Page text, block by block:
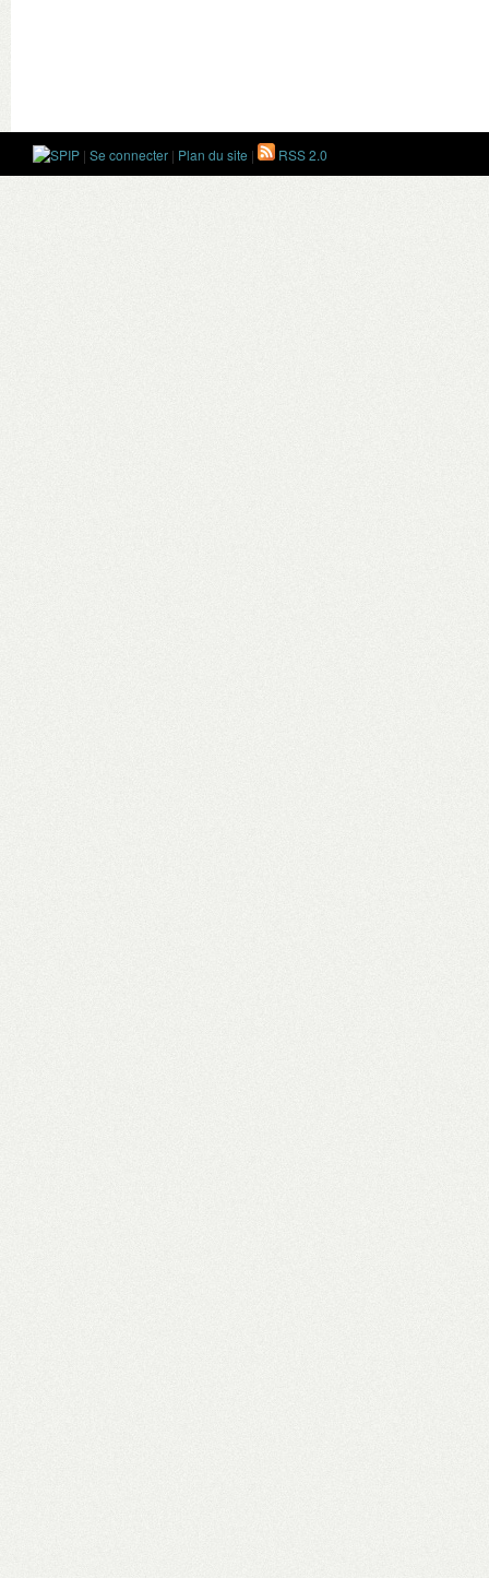
| Se connecter | Plan du site | RSS 2.0